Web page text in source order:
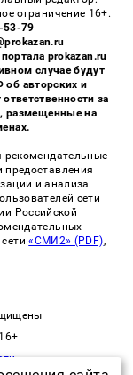
ограничение 16+.
53-79
prokazan.ru
случае будут
авторских и
за
размещенные на
и анализа
сети
Российской
сети«СМИ2» (PDF),